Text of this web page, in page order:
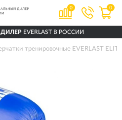
0 0
EVERLAST В РОССИИ
тренировочные EVERLAST